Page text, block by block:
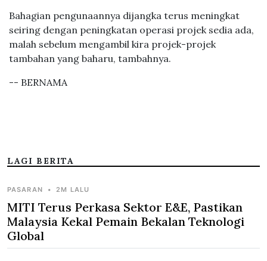
Bahagian pengunaannya dijangka terus meningkat
seiring dengan peningkatan operasi projek sedia ada,
malah sebelum mengambil kira projek-projek
tambahan yang baharu, tambahnya.
-- BERNAMA
LAGI BERITA
PASARAN • 2M LALU
MITI Terus Perkasa Sektor E&E, Pastikan
Malaysia Kekal Pemain Bekalan Teknologi
Global